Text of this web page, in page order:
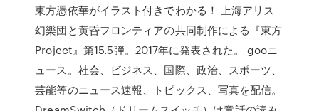
東方憑依華がイラスト付きでわかる！ 上海アリス
幻樂団と黄昏フロンティアの共同制作による『東方
Project』第15.5弾。2017年に発表された。 gooニ
ュース。社会、ビジネス、国際、政治、スポーツ、
芸能等のニュース速報、トピックス、写真を配信。